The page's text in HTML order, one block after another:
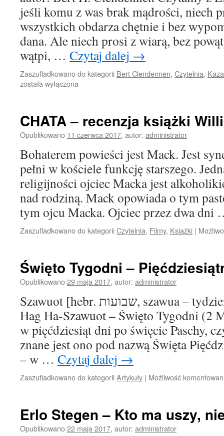
jeśli komu z was brak mądrości, niech
wszystkich obdarza chętnie i bez
dana. Ale niech prosi z wiarą, bez
wątpi, … Czytaj dalej →
Zaszufladkowano do kategorii Bert Clendennen, Czytelnia,
została wyłączona
CHATA – recenzja książki
Opublikowano 11 czerwca 2017, autor: administrator
Bohaterem powieści jest Mack. Jest
pełni w kościele funkcję starszego.
religijności ojciec Macka jest
nad rodziną. Mack opowiada o tym
tym ojcu Macka. Ojciec przez dwa
Zaszufladkowano do kategoriiCzytelnia, Filmy, Książki |
Święto Tygodni –
Opublikowano29 maja 2017, autor: administrator
Szawuot [hebr. שבועות, szawua – tydzień, szawuot – (lm.),
Hag Ha-Szawuot – Święto Tygodni (2
w pięćdziesiąt dni po święcie Paschy,
znane jest ono pod nazwą Święta
– w … Czytaj dalej →
Zaszufladkowano do kategoriiArtykuły | Możliwość
Erlo Stegen – Kto ma uszy,
Opublikowano22 maja 2017, autor: administrator